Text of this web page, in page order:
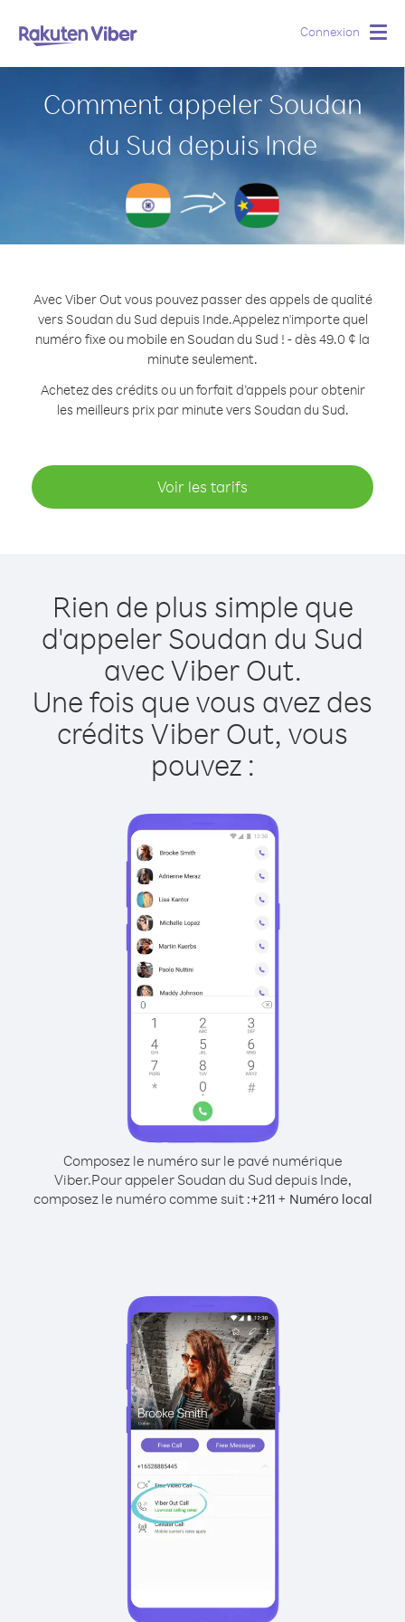
Connexion
Comment appeler Soudan
du Sud depuis Inde
Avec Viber Out vous pouvez passer des appels de qualité
vers Soudan du Sud depuis Inde.Appelez n'importe quel
numéro fixe ou mobile en Soudan du Sud ! - dès 49.0 ¢ la
minute seulement.
Achetez des crédits ou un forfait d’appels pour obtenir
les meilleurs prix par minute vers Soudan du Sud.
Voir les tarifs
Rien de plus simple que
d'appeler Soudan du Sud
avec Viber Out.
Une fois que vous avez des
crédits Viber Out, vous
pouvez :
Composez le numéro sur le pavé numérique
Viber.Pour appeler Soudan du Sud depuis Inde,
composez le numéro comme suit :+211+ Numéro local